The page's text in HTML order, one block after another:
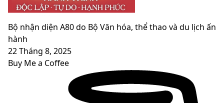
Bộ nhận diện A80 do Bộ Văn hóa, thể thao và du lịch ấn
hành
22 Tháng 8, 2025
Buy Me a Coffee